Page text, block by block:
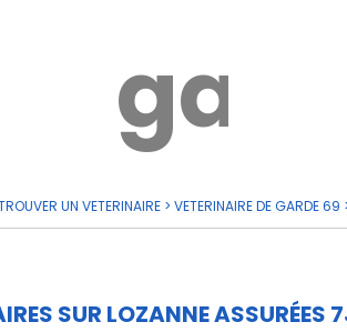
UN VETERINAIRE > VETERINAIRE DE GARDE 69
SUR LOZANNE ASSURÉES